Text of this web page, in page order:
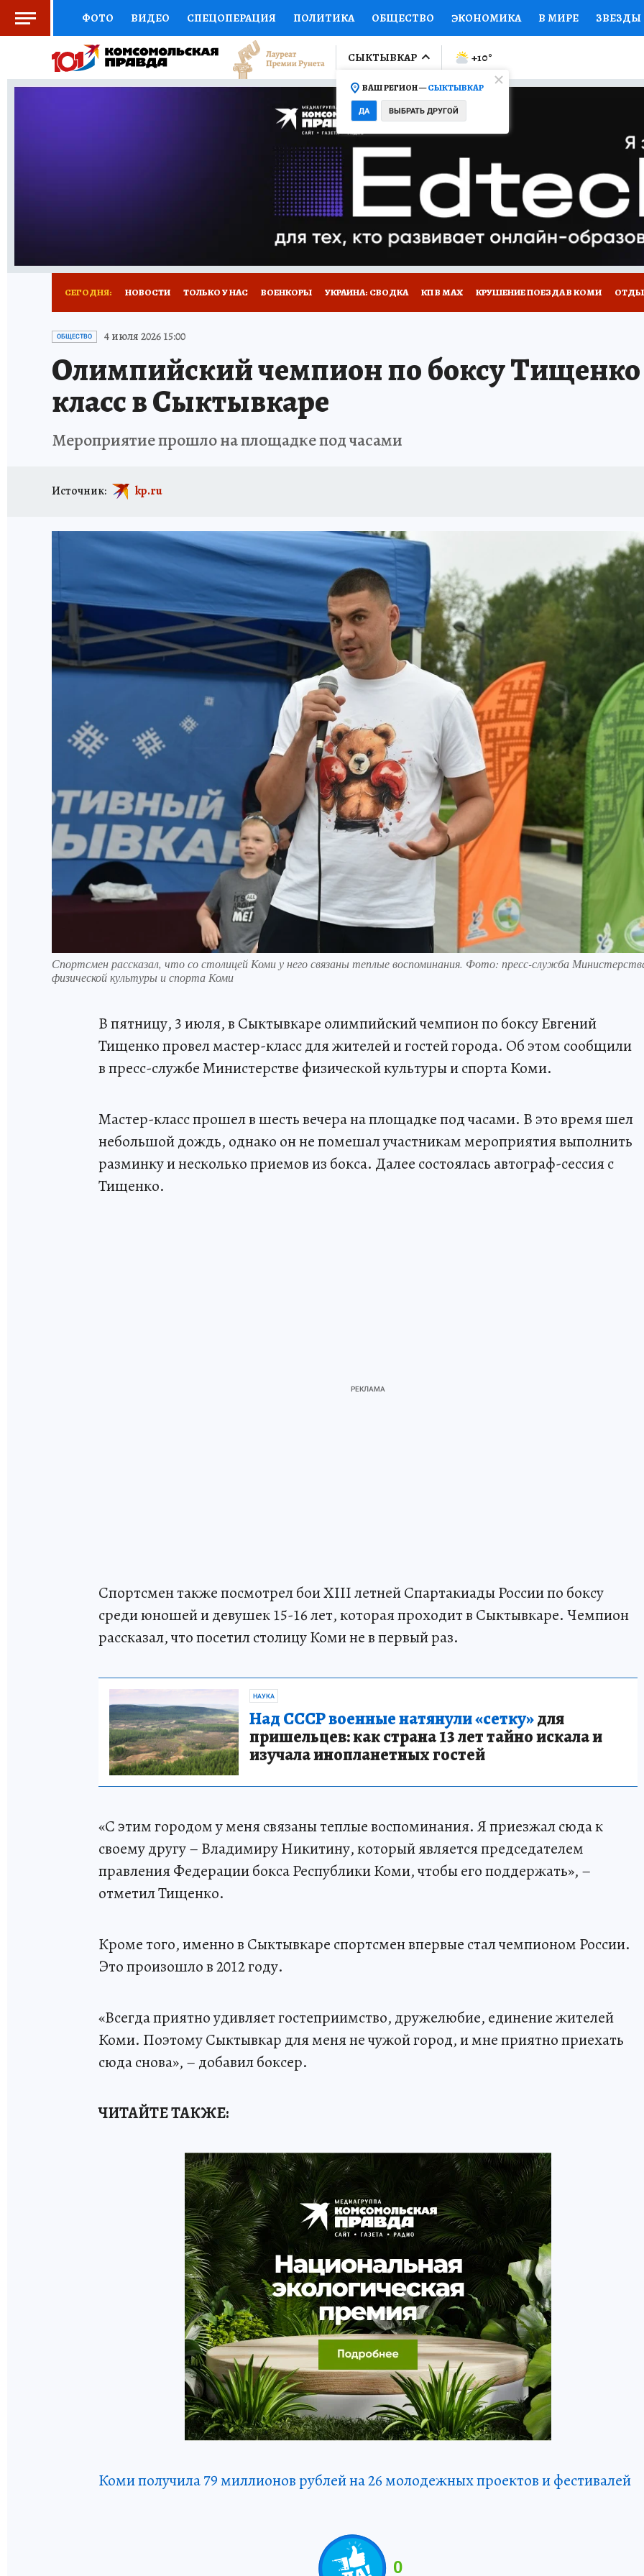
ФОТО ВИДЕО СПЕЦОПЕРАЦИЯ ПОЛИТИКА ОБЩЕСТВО ЭКОНОМИКА В МИРЕ ЗВЕЗДЫ
СОЦПОДДЕРЖКА НАУКА СПОРТ КОЛУМНИСТЫ ПРОИСШЕСТВИЯ
ВЫБОР ЭКСПЕРТОВ ДОКТОР ФИНАНСЫ ОТКРЫВАЕМ МИР Я ЗНАЮ СЕМЬЯ ЖЕНСКИЕ
ПРОГНОЗЫ НА СПОРТ ПРОМОКОДЫ СЕРИАЛЫ
ТЕЛЕВИЗОР КОЛЛЕКЦИИ КОНКУРСЫ
НОВОЕ НА САЙТЕ
СЫКТЫВКАР
ВАШ РЕГИОН —СЫКТЫВКАР
ДА ВЫБРАТЬ ДРУГОЙ
+10°
СЕГОДНЯ: НОВОСТИ ТОЛЬКО У НАС ВОЕНКОРЫ УКРАИНА: СВОДКА КП В МАХ КРУШЕНИЕ ПОЕЗДА В КОМИ
ПРОИСШЕСТВИЯ
ОБЩЕСТВО 4 июля 2026 15:00
Олимпийский чемпион по боксу Тищенко
класс в Сыктывкаре
Мероприятие прошло на площадке под часами
Источник: kp.ru
Спортсмен рассказал, что со столицей Коми у него связаны теплые воспоминания. Фото: пресс-служба
физической культуры и спорта Коми
В пятницу, 3 июля, в Сыктывкаре олимпийский чемпион по боксу Евгений
Тищенко провел мастер-класс для жителей и гостей города. Об этом сообщили
в пресс-службе Министерстве физической культуры и спорта Коми.
Мастер-класс прошел в шесть вечера на площадке под часами. В это время шел
небольшой дождь, однако он не помешал участникам мероприятия выполнить
разминку и несколько приемов из бокса. Далее состоялась автограф-сессия с
Тищенко.
Спортсмен также посмотрел бои XIII летней Спартакиады России по боксу
среди юношей и девушек 15-16 лет, которая проходит в Сыктывкаре. Чемпион
рассказал, что посетил столицу Коми не в первый раз.
НАУКА
Над СССР военные натянули «сетку»для
пришельцев: как страна 13 лет тайно искала и
изучала инопланетных гостей
«С этим городом у меня связаны теплые воспоминания. Я приезжал сюда к
своему другу – Владимиру Никитину, который является председателем
правления Федерации бокса Республики Коми, чтобы его поддержать», –
отметил Тищенко.
Кроме того, именно в Сыктывкаре спортсмен впервые стал чемпионом России.
Это произошло в 2012 году.
«Всегда приятно удивляет гостеприимство, дружелюбие, единение жителей
Коми. Поэтому Сыктывкар для меня не чужой город, и мне приятно приехать
сюда снова», – добавил боксер.
ЧИТАЙТЕ ТАКЖЕ:
Коми получила 79 миллионов рублей на 26 молодежных проектов и фестивалей
0